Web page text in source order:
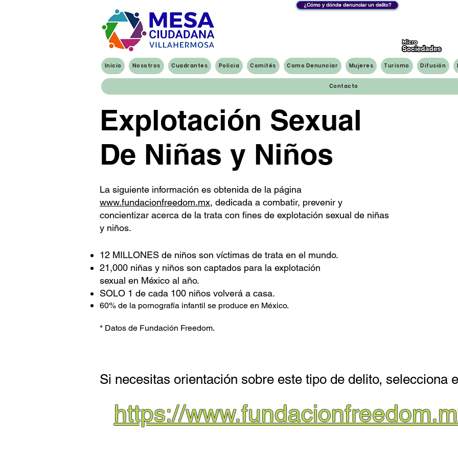
¿Cómo y dónde denunciar un delito?
Inicio Nosotros Cuadrantes Policia Comités Como Denunciar Mujeres Turismo Difusión
Contacto
Explotación Sexual
De Niñas y Niños
La siguiente información es obtenida de la página
www.fundacionfreedom.mx, dedicada a combatir, prevenir y
concientizar acerca de la trata con fines de explotación sexual de niñas
y niños.
12 MILLONES de niños son víctimas de trata en el mundo.
21,000 niñas y niños son captados para la explotación
sexual en México al año.
SOLO 1 de cada 100 niños volverá a casa.
60% de la pornografía infantil se produce en México.
* Datos de Fundación Freedom.
Si necesitas orientación sobre este tipo de delito, selecciona
https://